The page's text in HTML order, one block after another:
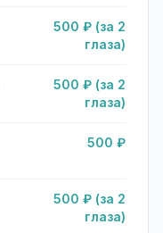
500 ₽ (за 2
глаза)
500 ₽ (за 2
глаза)
500 ₽
500 ₽ (за 2
глаза)